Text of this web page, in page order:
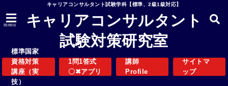
キャリアコンサルタント試験学科【標準、2級1級対応】
menu
キャリアコンサルタント
試験対策研究室
標準国家
資格対策
講座（実
技）
1問1答式
〇✖アプリ
講師
Profile
サイトマ
ップ